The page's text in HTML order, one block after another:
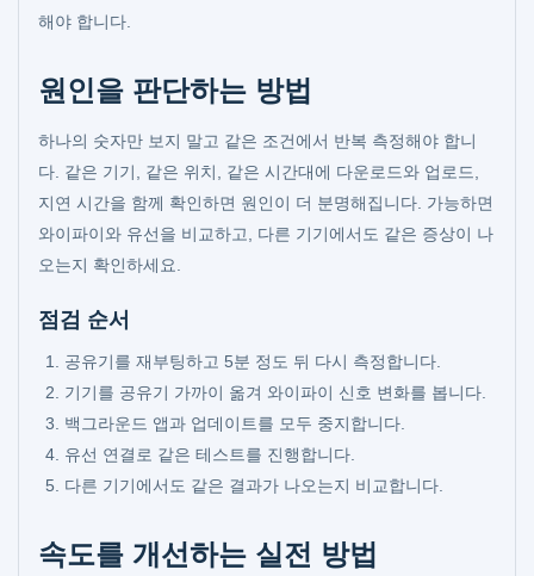
해야 합니다.
원인을 판단하는 방법
하나의 숫자만 보지 말고 같은 조건에서 반복 측정해야 합니
다. 같은 기기, 같은 위치, 같은 시간대에 다운로드와 업로드,
지연 시간을 함께 확인하면 원인이 더 분명해집니다. 가능하면
와이파이와 유선을 비교하고, 다른 기기에서도 같은 증상이 나
오는지 확인하세요.
점검 순서
공유기를 재부팅하고 5분 정도 뒤 다시 측정합니다.
기기를 공유기 가까이 옮겨 와이파이 신호 변화를 봅니다.
백그라운드 앱과 업데이트를 모두 중지합니다.
유선 연결로 같은 테스트를 진행합니다.
다른 기기에서도 같은 결과가 나오는지 비교합니다.
속도를 개선하는 실전 방법